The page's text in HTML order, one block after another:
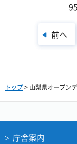
前へ
トップ> 山梨県オープン
庁舎案内